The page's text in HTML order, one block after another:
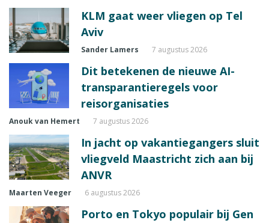
KLM gaat weer vliegen op Tel
Aviv
Sander Lamers 7 augustus 2026
Dit betekenen de nieuwe AI-
transparantieregels voor
reisorganisaties
Anouk van Hemert 7 augustus 2026
In jacht op vakantiegangers sluit
vliegveld Maastricht zich aan bij
ANVR
Maarten Veeger 6 augustus 2026
Porto en Tokyo populair bij Gen